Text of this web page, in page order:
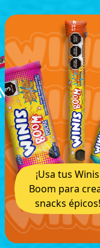
¡Usa tus Winis
Boom para
snacks épicos!